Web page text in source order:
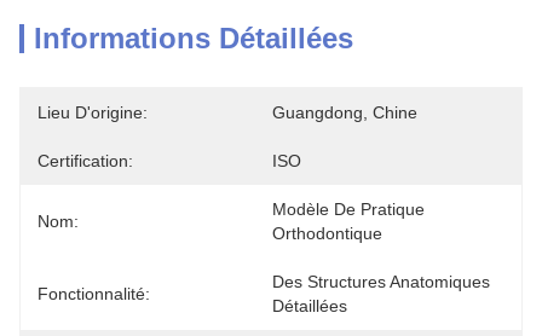
Informations Détaillées
Lieu D'origine: Guangdong, Chine
Certification: ISO
Nom:
Modèle De Pratique
Orthodontique
Fonctionnalité:
Des Structures Anatomiques
Détaillées